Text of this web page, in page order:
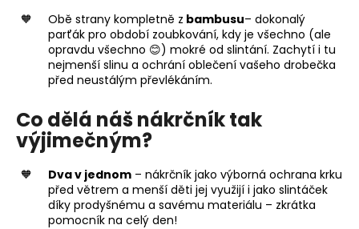
Obě strany kompletně z bambusu– dokonalý
parťák pro období zoubkování, kdy je všechno (ale
opravdu všechno 😊) mokré od slintání. Zachytí i tu
nejmenší slinu a ochrání oblečení vašeho drobečka
před neustálým převlékáním.
Co dělá náš nákrčník tak
výjimečným?
Dva v jednom – nákrčník jako výborná ochrana krku
před větrem a menší děti jej využijí i jako slintáček
díky prodyšnému a savému materiálu – zkrátka
pomocník na celý den!